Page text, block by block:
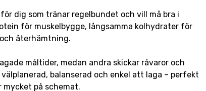
dig som tränar regelbundet och vill må bra i
för muskelbygge, långsamma kolhydrater för
återhämtning.
måltider, medan andra skickar råvaror och
balanserad och enkel att laga – perfekt
mycket på schemat.